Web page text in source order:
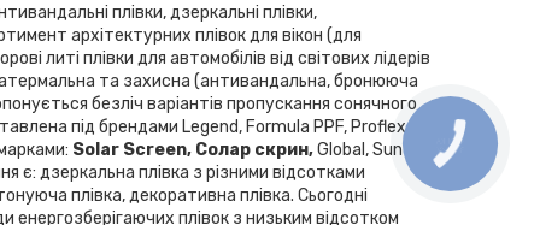
плівки, дзеркальні плівки,
архітектурних плівок для вікон (для
литі плівки для автомобілів від світових лідерів
атермальна та захисна (антивандальна, бронююча
безліч варіантів пропускання сонячного
​​під брендами Legend, Formula PPF, Proflex,
Solar Screen, Cолар скрин,Global, SunTek,
є: дзеркальна плівка з різними відсотками
плівка, декоративна плівка. Сьогодні
енергозберігаючих плівок з низьким відсотком